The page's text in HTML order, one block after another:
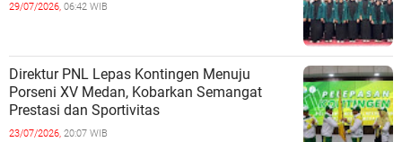
29/07/2026, 06:42 WIB
Direktur PNL Lepas Kontingen Menuju
Porseni XV Medan, Kobarkan Semangat
Prestasi dan Sportivitas
23/07/2026, 20:07 WIB